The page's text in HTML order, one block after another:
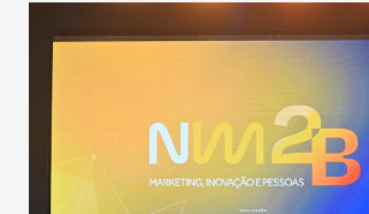
população suspeita e de cuidados com os
públicos e domiciliares. “Nós não estamos
epidemia comum, como temos em todos
aumento de casos de dengue, influenza ou
de uma epidemia com um vírus diferente,
contaminação maior que outros